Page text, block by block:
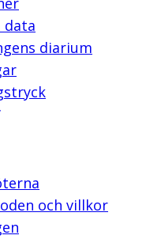
data
diarium
och villkor